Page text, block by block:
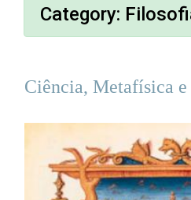
Category:
Ciência, Metafísica e